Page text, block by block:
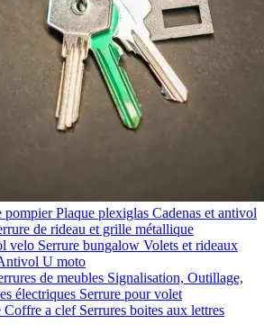
pompierPlaque plexiglas Cadenas et antivol
de rideau et grille métallique
velo Serrure bungalow Volets et rideaux
U moto
de meubles Signalisation, Outillage,
électriques Serrure pour volet
Coffre a clef Serrures boites aux lettres